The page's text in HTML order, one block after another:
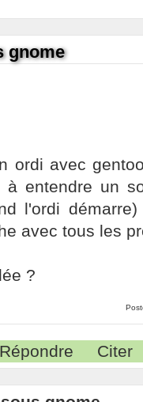
gnome
ordi avec
à entendre un
l'ordi
avec tous les
?
Répondre Citer